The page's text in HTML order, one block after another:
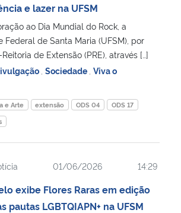
e lazer na UFSM
ao Dia Mundial do Rock, a
Federal de Santa Maria (UFSM), por
de Extensão (PRE), através […]
Sociedade Viva o
e Arte extensão ODS 04
ODS 17
01/06/2026 14:29
exibe Flores Raras em edição
pautas LGBTQIAPN+ na UFSM